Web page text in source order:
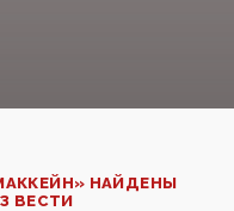
НАЙДЕНЫ
ВЕСТИ